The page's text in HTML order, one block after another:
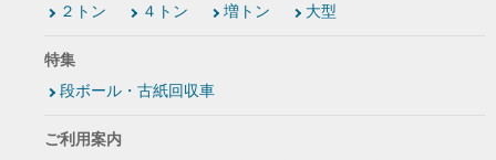
２トン
４トン 増トン 大型
特集
段ボール・古紙回収車
ご利用案内